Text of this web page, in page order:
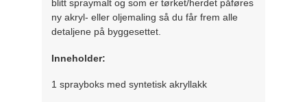
blitt spraymalt og som er tørket/herdet påføres
ny akryl- eller oljemaling så du får frem alle
detaljene på byggesettet.
Inneholder:
1 sprayboks med syntetisk akryllakk